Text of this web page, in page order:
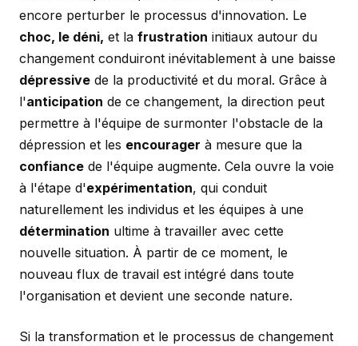
encore perturber le processus d'innovation. Le
choc, le déni, et la frustration initiaux autour du
changement conduiront inévitablement à une baisse
dépressive de la productivité et du moral. Grâce à
l'anticipation de ce changement, la direction peut
permettre à l'équipe de surmonter l'obstacle de la
dépression et les encourager à mesure que la
confiance de l'équipe augmente. Cela ouvre la voie
à l'étape d'expérimentation, qui conduit
naturellement les individus et les équipes à une
détermination ultime à travailler avec cette
nouvelle situation. À partir de ce moment, le
nouveau flux de travail est intégré dans toute
l'organisation et devient une seconde nature.
Si la transformation et le processus de changement